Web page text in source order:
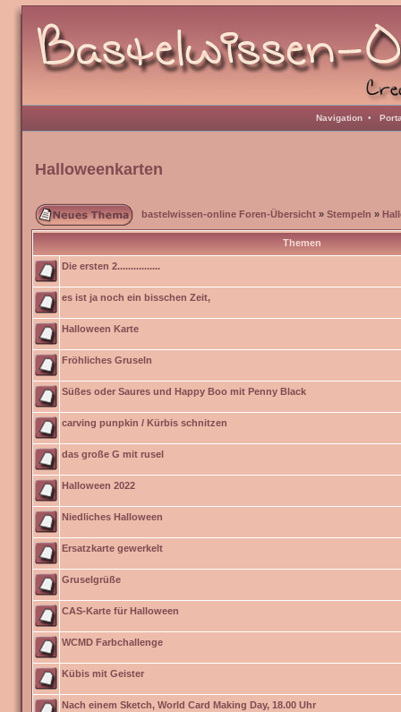
Navigation •
Halloweenkarten
bastelwissen-online Foren-Übersicht » Stempeln »
Themen
Die ersten 2................
es ist ja noch ein bisschen Zeit,
Halloween Karte
Fröhliches Gruseln
Süßes oder Saures und Happy Boo mit Penny Black
carving punpkin / Kürbis schnitzen
das große G mit rusel
Halloween 2022
Niedliches Halloween
Ersatzkarte gewerkelt
Gruselgrüße
CAS-Karte für Halloween
WCMD Farbchallenge
Kübis mit Geister
Nach einem Sketch, World Card Making Day, 18.00 Uhr